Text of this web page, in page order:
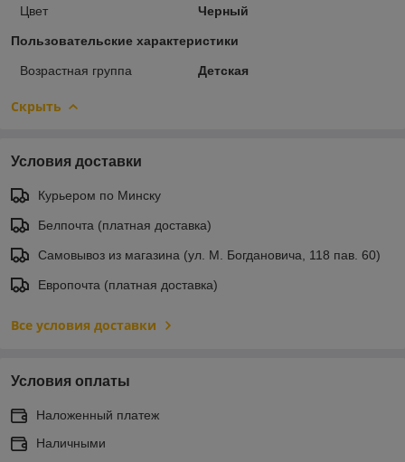
Цвет
Черный
Пользовательские характеристики
Возрастная группа Детская
Скрыть
Условия доставки
Курьером по Минску
Белпочта (платная доставка)
Самовывоз из магазина (ул. М. Богдановича, 118 пав. 60)
Европочта (платная доставка)
Все условия доставки
Условия оплаты
Наложенный платеж
Наличными